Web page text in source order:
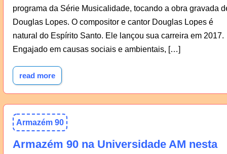
programa da Série Musicalidade, tocando a obra gravada
Douglas Lopes. O compositor e cantor Douglas Lopes é
natural do Espírito Santo. Ele lançou sua carreira em 2017.
Engajado em causas sociais e ambientais, […]
read more
Armazém 90
Armazém 90 na Universidade AM nesta